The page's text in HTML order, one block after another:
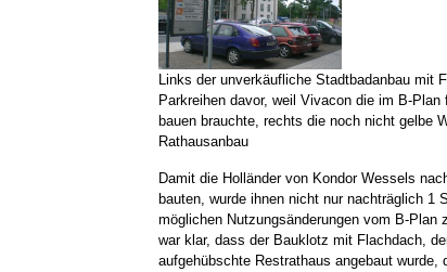
Links der unverkäufliche Stadtbadanbau mit
Parkreihen davor, weil Vivacon die im B-
bauen brauchte, rechts die noch nicht gelbe
Rathausanbau
Damit die Holländer von Kondor Wessels
bauten, wurde ihnen nicht nur nachträglich 1
möglichen Nutzungsänderungen vom B-Plan
war klar, dass der Bauklotz mit Flachdach,
aufgehübschte Restrathaus angebaut